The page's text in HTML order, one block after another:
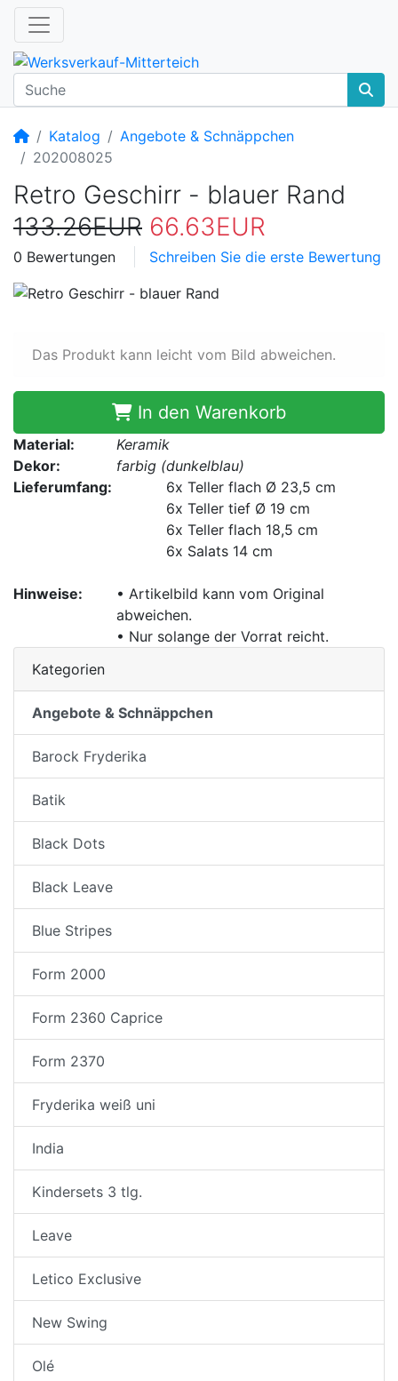
Startseite
Katalog
Angebote & Schnäppchen
202008025
Retro Geschirr - blauer Rand
133.26EUR 66.63EUR
0 Bewertungen Schreiben Sie die erste Bewertung
Das Produkt kann leicht vom Bild abweichen.
In den Warenkorb
Material:
Keramik
Dekor:
farbig (dunkelblau)
Lieferumfang:
6x Teller flach Ø 23,5 cm
6x Teller tief Ø 19 cm
6x Teller flach 18,5 cm
6x Salats 14 cm
Hinweise:
• Artikelbild kann vom Original
abweichen.
• Nur solange der Vorrat reicht.
Kategorien
Angebote & Schnäppchen
Barock Fryderika
Batik
Black Dots
Black Leave
Blue Stripes
Form 2000
Form 2360 Caprice
Form 2370
Fryderika weiß uni
India
Kindersets 3 tlg.
Leave
Letico Exclusive
New Swing
Olé